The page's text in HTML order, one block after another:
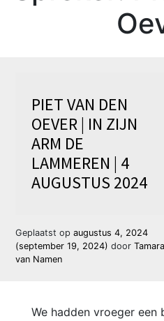
PIET VAN DEN
OEVER | IN ZIJN
ARM DE
LAMMEREN | 4
AUGUSTUS 2024
Geplaatst opaugustus 4, 2024
(september 19, 2024)door Tamara
van Namen
We hadden vroeger een